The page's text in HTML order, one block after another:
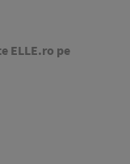
ELLE.ro pe